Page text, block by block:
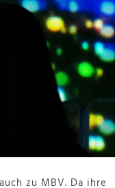
zu MBV. Da ihre